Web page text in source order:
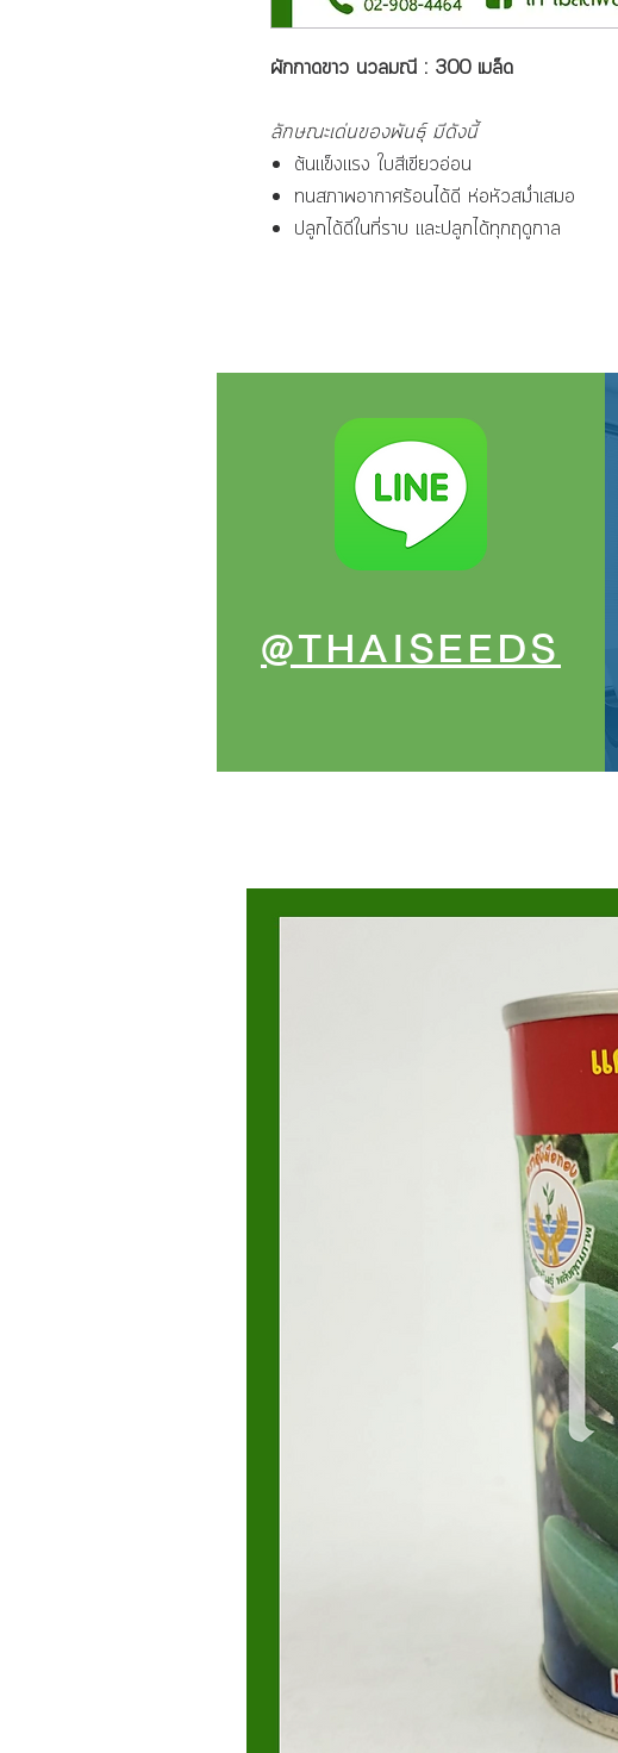
ผักกาดขาว นวลมณี : 300 เมล็ด
ลักษณะเด่นของพันธุ์ มีดังนี้
ต้นแข็งแรง ใบสีเขียวอ่อน
ทนสภาพอากาศร้อนได้ดี ห่อหัวสม่ำเสมอ
ปลูกได้ดีในที่ราบ และปลูกได้ทุกฤดูกาล
@THAISEEDS